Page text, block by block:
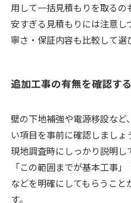
用して一括見積もりを取るの
安すぎる見積もりには注意し
寧さ・保証内容も比較して選
追加工事の有無を確認する
壁の下地補強や電源移設な
い項目を事前に確認しましょ
現地調査時にしっかり説明し
「この範囲までが基本工事
などを明確にしてもらうこ
す。